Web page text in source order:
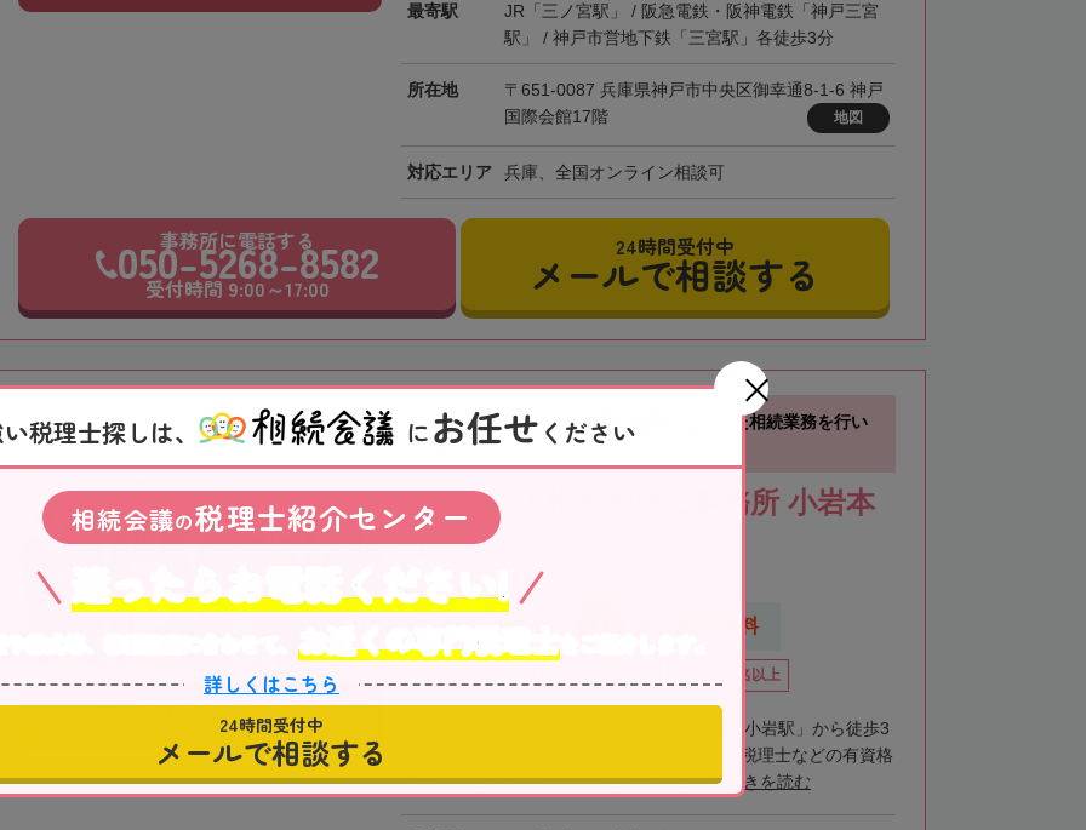
最寄駅
JR「三ノ宮駅」 / 阪急電鉄・阪神電鉄「神戸三宮
駅」 / 神戸市営地下鉄「三宮駅」各徒歩3分
所在地
〒651-0087 兵庫県神戸市中央区御幸通8-1-6 神戸
国際会館17階
地図
対応エリア 兵庫、全国オンライン相談可
事務所に電話する
050-5268-8582
受付時間 9:00～17:00
24時間受付中
メールで相談する
【小岩駅徒歩3分】不動産の知識を活かした相続業務を行い
ます
税理士法人根本税理士事務所 小岩本
社
初回相談無料
在籍数10名以上
税理士法人根本税理士事務所小岩本社はJR「小岩駅」から徒歩3
分にある税理士事務所です。些細な相談でも税理士などの有資格
者が対応します。そのためしっかりとし...
続きを読む
事務所の詳細を見る
税理士探しは、 にお任せ ください
相続会議の税理士紹介センター
迷ったらお電話ください!
お近くの専門税理士
詳しくはこちら
24時間受付中
メールで相談する